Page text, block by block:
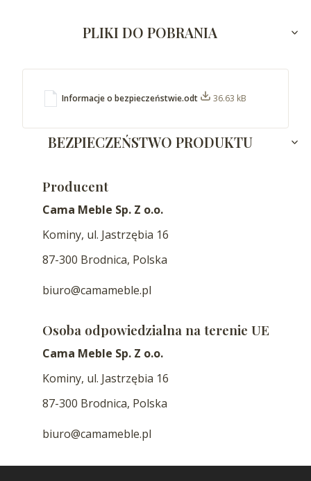
PLIKI DO POBRANIA
Informacje o bezpieczeństwie.odt 36.63 kB
BEZPIECZEŃSTWO PRODUKTU
Producent
Cama Meble Sp. Z o.o.
Kominy, ul. Jastrzębia 16
87-300 Brodnica, Polska
biuro@camameble.pl
Osoba odpowiedzialna na terenie UE
Cama Meble Sp. Z o.o.
Kominy, ul. Jastrzębia 16
87-300 Brodnica, Polska
biuro@camameble.pl